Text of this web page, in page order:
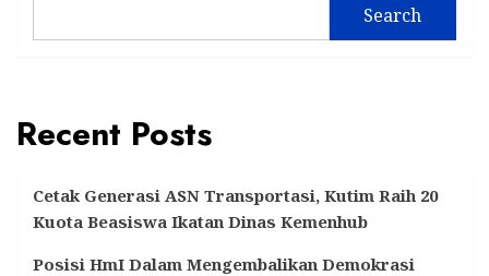
Search
Recent Posts
Cetak Generasi ASN Transportasi, Kutim Raih 20
Kuota Beasiswa Ikatan Dinas Kemenhub
Posisi HmI Dalam Mengembalikan Demokrasi